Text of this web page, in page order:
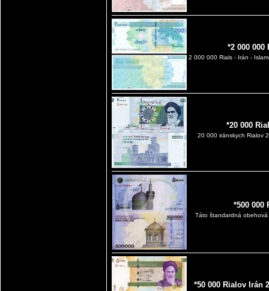
*2 000 000
2 000 000 Rials - Irán -
*20 000
20 000 iránskych Rialov
*500 000
Táto štandardná
*50 000 Rialov Irán